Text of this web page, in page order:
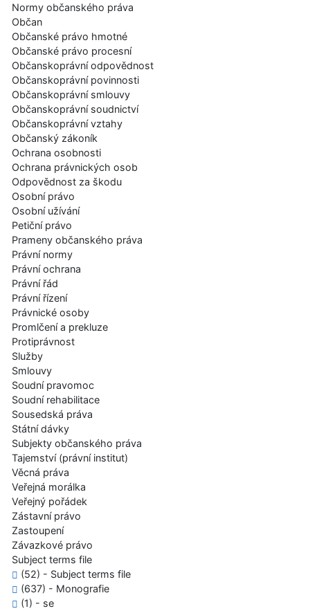
Normy občanského práva
Občan
Občanské právo hmotné
Občanské právo procesní
Občanskoprávní odpovědnost
Občanskoprávní povinnosti
Občanskoprávní smlouvy
Občanskoprávní soudnictví
Občanskoprávní vztahy
Občanský zákoník
Ochrana osobnosti
Ochrana právnických osob
Odpovědnost za škodu
Osobní právo
Osobní užívání
Petiční právo
Prameny občanského práva
Právní normy
Právní ochrana
Právní řád
Právní řízení
Právnické osoby
Promlčení a prekluze
Protiprávnost
Služby
Smlouvy
Soudní pravomoc
Soudní rehabilitace
Sousedská práva
Státní dávky
Subjekty občanského práva
Tajemství (právní institut)
Věcná práva
Veřejná morálka
Veřejný pořádek
Zástavní právo
Zastoupení
Závazkové právo
Subject terms file
(52) - Subject terms file
(637) - Monografie
(1) - se